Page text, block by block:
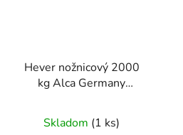
Hever nožnicový 2000
kg Alca Germany
Skladom (1 ks)